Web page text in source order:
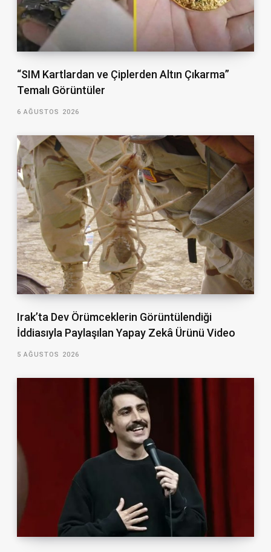
“SIM Kartlardan ve Çiplerden Altın Çıkarma”
Temalı Görüntüler
6 AĞUSTOS 2026
Irak’ta Dev Örümceklerin Görüntülendiği
İddiasıyla Paylaşılan Yapay Zekâ Ürünü Video
5 AĞUSTOS 2026